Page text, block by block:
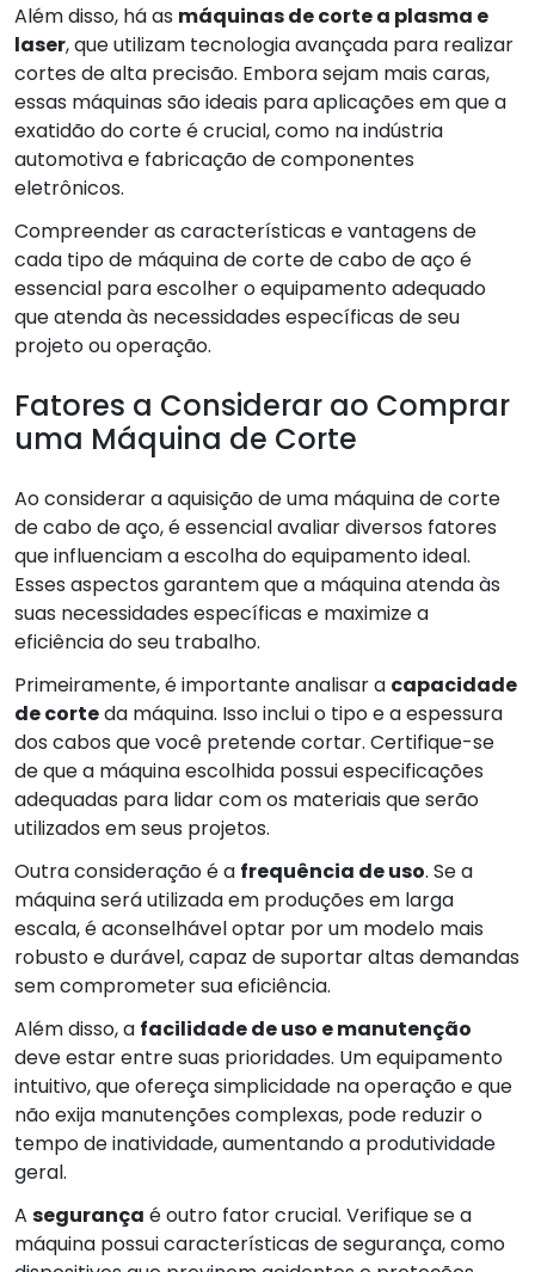
Além disso, há as máquinas de corte a plasma e
laser, que utilizam tecnologia avançada para realizar
cortes de alta precisão. Embora sejam mais caras,
essas máquinas são ideais para aplicações em que a
exatidão do corte é crucial, como na indústria
automotiva e fabricação de componentes
eletrônicos.
Compreender as características e vantagens de
cada tipo de máquina de corte de cabo de aço é
essencial para escolher o equipamento adequado
que atenda às necessidades específicas de seu
projeto ou operação.
Fatores a Considerar ao Comprar
uma Máquina de Corte
Ao considerar a aquisição de uma máquina de corte
de cabo de aço, é essencial avaliar diversos fatores
que influenciam a escolha do equipamento ideal.
Esses aspectos garantem que a máquina atenda às
suas necessidades específicas e maximize a
eficiência do seu trabalho.
Primeiramente, é importante analisar a capacidade
de corteda máquina. Isso inclui o tipo e a espessura
dos cabos que você pretende cortar. Certifique-se
de que a máquina escolhida possui especificações
adequadas para lidar com os materiais que serão
utilizados em seus projetos.
Outra consideração é a frequência de uso. Se a
máquina será utilizada em produções em larga
escala, é aconselhável optar por um modelo mais
robusto e durável, capaz de suportar altas demandas
sem comprometer sua eficiência.
Além disso, a facilidade de uso e manutenção
deve estar entre suas prioridades. Um equipamento
intuitivo, que ofereça simplicidade na operação e que
não exija manutenções complexas, pode reduzir o
tempo de inatividade, aumentando a produtividade
geral.
A segurança é outro fator crucial. Verifique se a
máquina possui características de segurança, como